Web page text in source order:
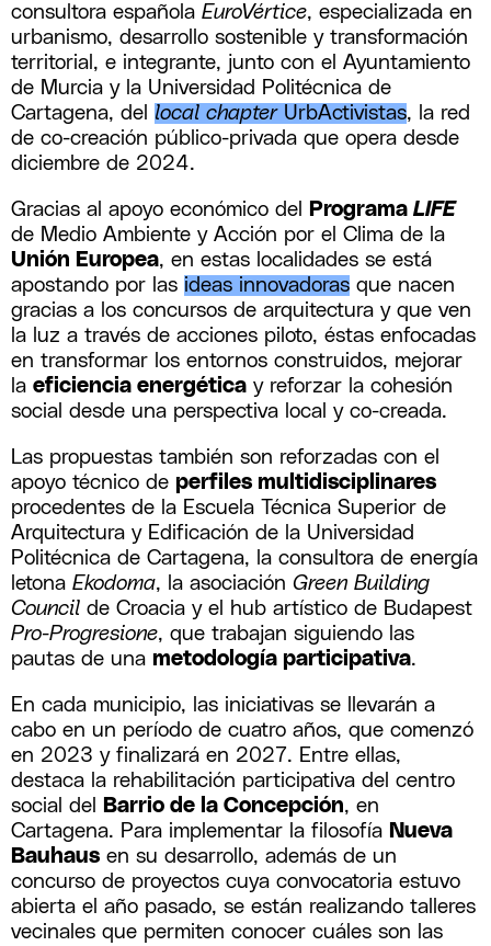
consultora española EuroVértice, especializada en
urbanismo, desarrollo sostenible y transformación
territorial, e integrante, junto con el Ayuntamiento
de Murcia y la Universidad Politécnica de
Cartagena, del local chapter UrbActivistas, la red
de co-creación público-privada que opera desde
diciembre de 2024.
Gracias al apoyo económico del Programa LIFE
de Medio Ambiente y Acción por el Clima de la
Unión Europea, en estas localidades se está
apostando por las ideas innovadorasque nacen
gracias a los concursos de arquitectura y que ven
la luz a través de acciones piloto, éstas enfocadas
en transformar los entornos construidos, mejorar
la eficiencia energéticay reforzar la cohesión
social desde una perspectiva local y co-creada.
Las propuestas también son reforzadas con el
apoyo técnico de perfiles multidisciplinares
procedentes de la Escuela Técnica Superior de
Arquitectura y Edificación de la Universidad
Politécnica de Cartagena, la consultora de energía
letona Ekodoma, la asociación Green Building
Council de Croacia y el hub artístico de Budapest
Pro-Progresione, que trabajan siguiendo las
pautas de una metodología participativa.
En cada municipio, las iniciativas se llevarán a
cabo en un período de cuatro años, que comenzó
en 2023 y finalizará en 2027. Entre ellas,
destaca la rehabilitación participativa del centro
social del
Barrio de la Concepción, en
Cartagena. Para implementar la filosofía Nueva
Bauhausen su desarrollo, además de un
concurso de proyectos cuya convocatoria estuvo
abierta el año pasado, se están realizando talleres
vecinales que permiten conocer cuáles son las